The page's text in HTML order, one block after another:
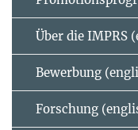
Über die IMPRS
Bewerbung
Forschung